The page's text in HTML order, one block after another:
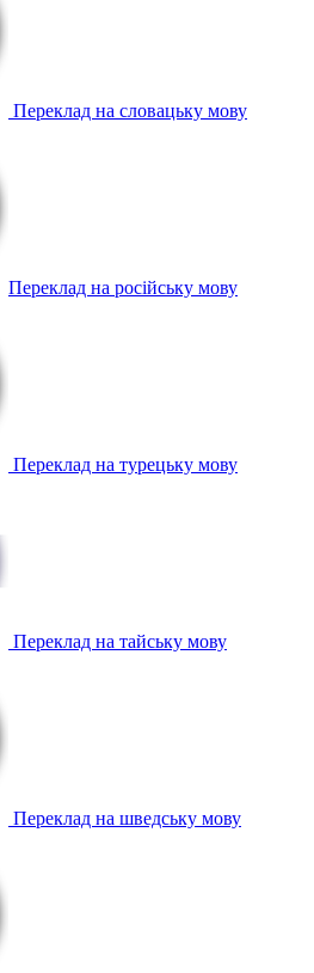
Переклад на словацьку мову
Переклад на російську мову
Переклад на турецьку мову
Переклад на тайську мову
Переклад на шведську мову